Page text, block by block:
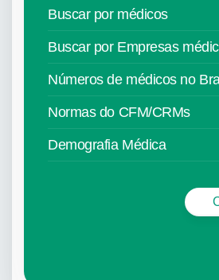
Buscar por médicos
Buscar por Empresas
Números de médicos no
Normas do CFM/CRMs
Demografia Médica